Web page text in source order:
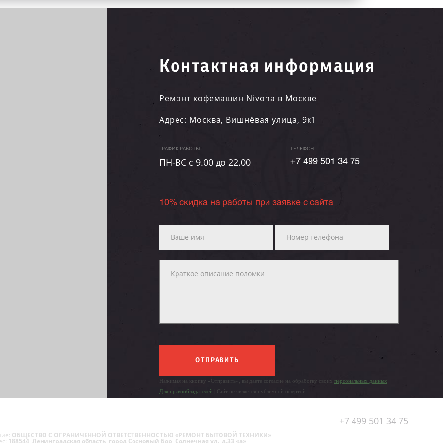
Контактная информация
Ремонт кофемашин Nivona в Москве
Адрес: Москва, Вишнёвая улица, 9к1
ГРАФИК РАБОТЫ
ПН-ВC c 9.00 до 22.00
ТЕЛЕФОН
+7 499 501 34 75
10% скидка на работы при заявке с сайта
ОТПРАВИТЬ
Нажимая на кнопку «Отправить», вы даете согласие на обработку своих персональных данных
Для правообладателей | Сайт не является публичной офертой.
+7 499 501 34 75
ОБЩЕСТВО С ОГРАНИЧЕННОЙ ОТВЕТСТВЕННОСТЬЮ «РЕМОНТ БЫТОВОЙ ТЕХНИКИ»
188544, Ленинградская область, город Сосновый Бор, Солнечная ул., д.33 «а»